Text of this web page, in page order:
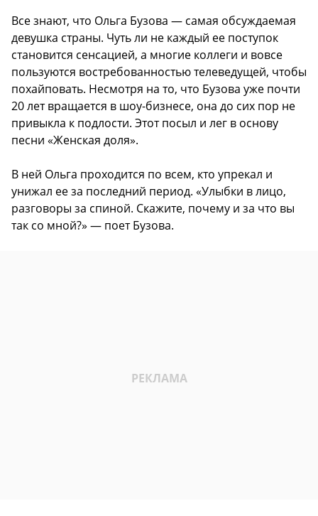
Все знают, что Ольга Бузова — самая обсуждаемая
девушка страны. Чуть ли не каждый ее поступок
становится сенсацией, а многие коллеги и вовсе
пользуются востребованностью телеведущей, чтобы
похайповать. Несмотря на то, что Бузова уже почти
20 лет вращается в шоу-бизнесе, она до сих пор не
привыкла к подлости. Этот посыл и лег в основу
песни «Женская доля».
В ней Ольга проходится по всем, кто упрекал и
унижал ее за последний период. «Улыбки в лицо,
разговоры за спиной. Скажите, почему и за что вы
так со мной?» — поет Бузова.